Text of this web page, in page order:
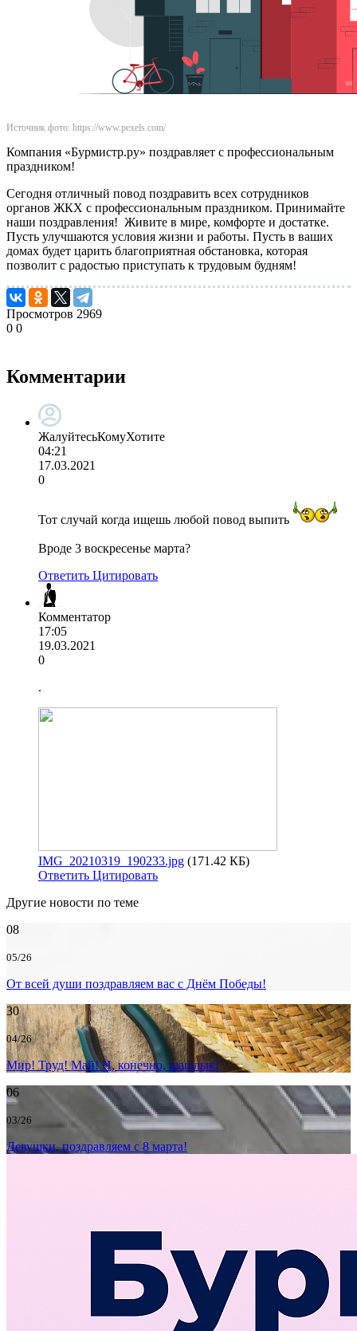
Источник фото: https://www.pexels.com/
Компания «Бурмистр.ру» поздравляет с профессиональным
праздником!
Сегодня отличный повод поздравить всех сотрудников
органов ЖКХ с профессиональным праздником. Принимайте
наши поздравления! Живите в мире, комфорте и достатке.
Пусть улучшаются условия жизни и работы. Пусть в ваших
домах будет царить благоприятная обстановка, которая
позволит с радостью приступать к трудовым будням!
Просмотров 2969
0 0
Комментарии
ЖалуйтесьКомуХотите
04:21
17.03.2021
0
Тот случай когда ищешь любой повод выпить
Вроде 3 воскресенье марта?
Ответить Цитировать
Комментатор
17:05
19.03.2021
0
.
IMG_20210319_190233.jpg (171.42 КБ)
Ответить Цитировать
Другие новости по теме
08
05/26
От всей души поздравляем вас с Днём Победы!
30
04/26
Мир! Труд! Май! И, конечно, шашлык!
06
03/26
Девушки, поздравляем с 8 марта!